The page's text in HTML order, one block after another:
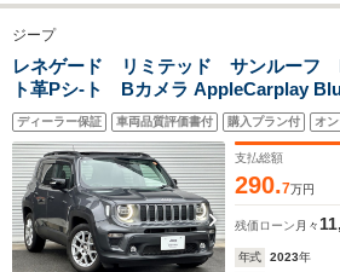
ジープ
レネゲード リミテッド サンルーフ
ト革Pシ-ト Bカメラ AppleCarplay
ゲ-ション 前面衝突警報 障害物センサー
ルーズコントロ-ル シ-トヒ-タ- リアトラ
認定中古車保証付
ディーラー保証 車両品質評価書付 購入プラン付 オ
支払総額
290.7万円
残価ローン 月々
年式 2023年